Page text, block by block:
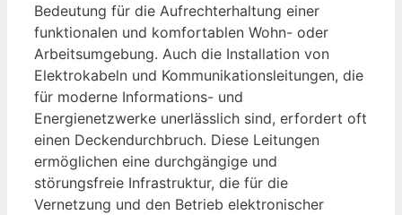
Bedeutung für die Aufrechterhaltung einer
funktionalen und komfortablen Wohn- oder
Arbeitsumgebung. Auch die Installation von
Elektrokabeln und Kommunikationsleitungen, die
für moderne Informations- und
Energienetzwerke unerlässlich sind, erfordert oft
einen Deckendurchbruch. Diese Leitungen
ermöglichen eine durchgängige und
störungsfreie Infrastruktur, die für die
Vernetzung und den Betrieb elektronischer